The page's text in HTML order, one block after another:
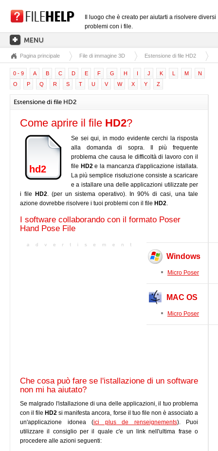
Il luogo che è creato per aiutarti a risolvere diversi
problemi con i file.
PAGINA PRINCIPALE
CATEGORIE DELLE ESTENSIONI
CATEGORIE DEI DRIVER
FILE DLL
CONVERSIONI DI FILE
SOFTWARE
Pagina principale File di immagine 3D Estensione di file HD2
0 - 9 A B C D E F G H I J K L M
N
O
P Q R S T U V W X Y Z
Estensione di file HD2
Come aprire il file HD2?
hd2
Se sei qui, in modo evidente cerchi la risposta
alla domanda di sopra. Il più frequente
problema che causa le difficoltà di lavoro con il
file HD2e la mancanza d'applicazione istallata.
La più semplice risoluzione consiste a scaricare
e a istallare una delle applicazioni utilizzate per
i file
HD2. (per un sistema operativo). In 90% di casi, una tale
azione dovrebbe risolvere i tuoi problemi con il file HD2.
I software collaborando con il formato Poser
Hand Pose File
Windows
Micro Poser
MAC OS
Micro Poser
Che cosa può fare se l'istallazione di un software
non mi ha aiutato?
Se malgrado l'istallazione di una delle applicazioni, il tuo problema
con il file HD2 si manifesta ancora, forse il tuo file non è associato a
un'applicazione idonea (ici plus de renseignements). Puoi
utilizzare il consiglio per il quale c'e un link nell'ultima frase o
procedere alle azioni seguenti: